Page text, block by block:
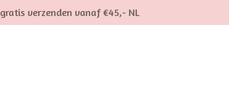
gratis verzenden vanaf €45,- NL